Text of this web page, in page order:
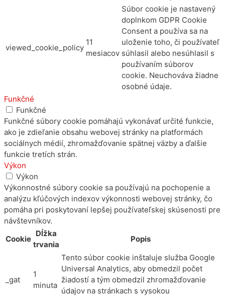
viewed_cookie_policy
11
mesiacov
Súbor cookie je nastavený
doplnkom GDPR Cookie
Consent a používa sa na
uloženie toho, či používateľ
súhlasil alebo nesúhlasil s
používaním súborov
cookie. Neuchováva žiadne
osobné údaje.
Funkčné
Funkčné
Funkčné súbory cookie pomáhajú vykonávať určité funkcie,
ako je zdieľanie obsahu webovej stránky na platformách
sociálnych médií, zhromažďovanie spätnej väzby a ďalšie
funkcie tretích strán.
Výkon
Výkon
Výkonnostné súbory cookie sa používajú na pochopenie a
analýzu kľúčových indexov výkonnosti webovej stránky, čo
pomáha pri poskytovaní lepšej používateľskej skúsenosti pre
návštevníkov.
Cookie
Dĺžka
trvania
Popis
_gat
1
minuta
Tento súbor cookie inštaluje služba Google
Universal Analytics, aby obmedzil počet
žiadostí a tým obmedzil zhromažďovanie
údajov na stránkach s vysokou